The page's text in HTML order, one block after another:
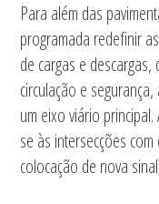
Para além das
programada redefinir
de cargas e
circulação e
um eixo viário
se às intersecções
colocação de nova